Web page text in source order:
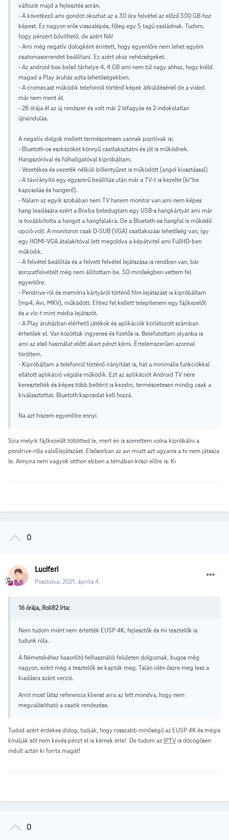
változik majd a fejlesztés során.
- A következő ami gondot okozhat az a 30 óra felvétel az előző 500 GB-hoz
képest. Ez nagyon erős visszalépés, főleg egy 5 tagú családnak. Tudom,
hogy pénzért bővíthető, de azért NA!
- Ami még negatív dologként érintett, hogy egyenlőre nem lehet egyéni
csatornasorrendet beállítani. Ez azért okoz nehézségeket.
- Az android box belső tárhelye 4, 4 GB ami nem túl nagy ahhoz, hogy kiéld
magad a Play áruház adta lehetőségekben.
- A cromecast működik telefonról történő képek átküldésénél de a videó
már nem ment át.
- 28 órája él az új rendszer és volt már 2 lefagyás és 2 indokolatlan
újraindulás.
A negatív dolgok mellett természetesen vannak pozitívak is:
- Bluetoth-os eszközöket könnyű csatlakoztatni és jól is működnek.
Hangszóróval és fülhallgatóval kipróbáltam.
- Vezetékes és vezeték nélküli billentyűzet is működött (angol kiosztással)
- A távirányító egy egyszerű beállítás után már a TV-t is kezelte (ki*be
kapcsolás és hangerő).
- Nálam az egyik szobában nem TV hanem monitor van ami nem képes
hang leadására ezért a Boxba beledugtam egy USB-s hangkártyát ami már
is továbbította a hangot a hangfalakra. De a Bluetoth-os hangfal is működő
opció volt. A monitoron csak D-SUB (VGA) csatlakozási lehetőség van, így
egy HDMI-VGA átalakítóval lett megoldva a képátvitel ami FullHD-ben
működik.
- A felvétel beállítás és a felvett felvétel lejátszása is rendben van, bár
sorozatfelvételt még nem állítottam be. SD minőségben vettem fel
egyenlőre.
- Pendrive-ról és memória kártyáról történő film lejátszást is kipróbáltam
(mp4, Avi, MKV), működött. Ehhez fel kellett telepítenem egy fájlkezelőt
és a vlc-t mint média lejátszót.
- A Play áruházban elérhető játékok és aplikációk korlátozott számban
érhetőek el. Van közöttük ingyenes és fizetős is. Belefutottam olyanba is
ami az első használat előtt akart pénzt kérni. Értelemszerűen azonnal
töröltem.
- Kipróbáltam a telefonról történő irányítást is, hát a minimális funkciókkal
ellátott aplikáció végülis működik. Ezt az aplikációt Android TV nére
keresztelték és képes több beltérit is kezelni, természetesen mindig csak a
kiválasztottat. Bluetoth kapcsolat kell hozzá.
Na azt hiszem egyenlőre ennyi.
Szia melyik fájlkezelőt töltötted le, mert én is szerettem volna kipróbálni a
pendrive-róla valo5lejátszást. Elsősorban az avi miatt azt ugyanis a tv nem játssza
le. Annyira nem vagyok otthon ebben a témában köszi előre is. Ki
0
Luciferi
Posztolva: 2021. április 4.
16 órája, Roli82 írta:
Nem tudom miért nem értették EUSP 4K, fejlesztők és mi tesztelők is
tudunk róla.
A Németekéhez hasonlító felhasználói felületen dolgoznak, bugos még
nagyon, ezért még a tesztelők se kapták meg. Talán idén őszre meg lesz a
kiadásra szánt verzió.
Amit most látsz referencia klienst arra az lett mondva, hogy nem
megvalósítható a csatik rendezése.
Tudod azért érdekes dolog, tudják, hogy rosszabb minőségű az EUSP 4K és mégis
kínálják sőt nem kevés pénzt el is kérnek érte! De tudom az IPTV is döcögősen
indult aztán ki forrta magát!
0